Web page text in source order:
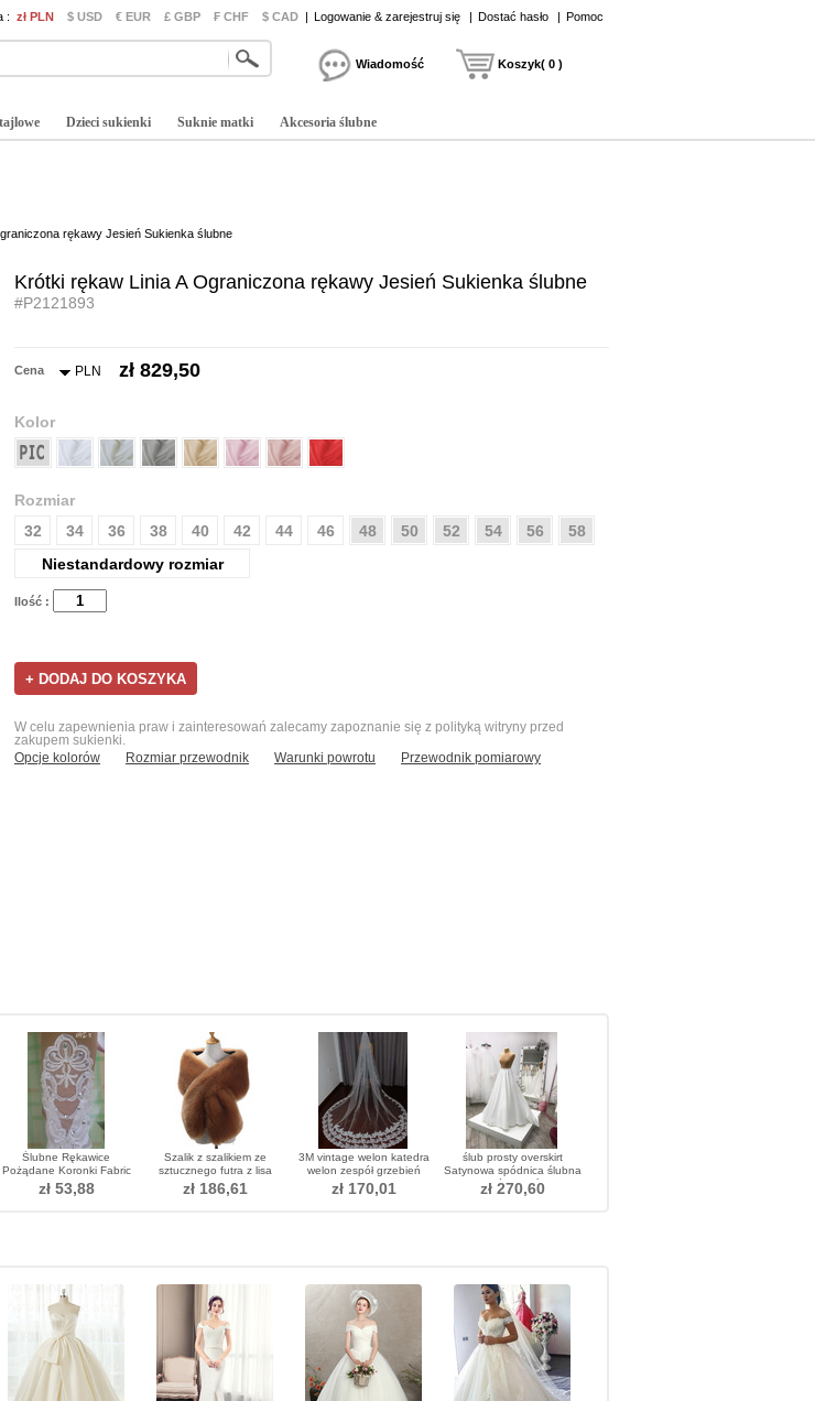
: zł PLN $ USD € EUR £ GBP ₣ CHF $ CAD | Logowanie & zarejestruj się | Dostać hasło | Pomoc
Wiadomość Koszyk( 0 )
Dzieci sukienki Suknie matki Akcesoria ślubne
rękawy Jesień Sukienka ślubne
Krótki rękaw Linia A Ograniczona rękawy Jesień Sukienka ślubne
#P2121893
Cena PLN zł 829,50
Kolor
Rozmiar
32
34 36 38 40 42 44 46 48 50 52 54 56
58
Niestandardowy rozmiar
Ilość :
W celu zapewnienia praw i zainteresowań zalecamy zapoznanie się z polityką witryny przed
zakupem sukienki.
Opcje kolorów
Rozmiar przewodnik Warunki powrotu Przewodnik pomiarowy
Ślubne Rękawice
Pożądane Koronki Fabric
Translucent Autumn
zł 53,88
Szalik z szalikiem ze
sztucznego futra z lisa
zł 186,61
3M vintage welon katedra
welon zespół grzebień
luksusowy welon welon
ślubny
zł 170,01
ślub prosty overskirt
Satynowa spódnica ślubna
maxi Spódnica ślubna
Spódnica ślubna oddziela
zł 270,60